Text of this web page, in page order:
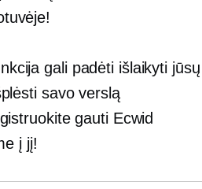
gali padėti išlaikyti jūsų
savo verslą
gauti Ecwid
į jį!